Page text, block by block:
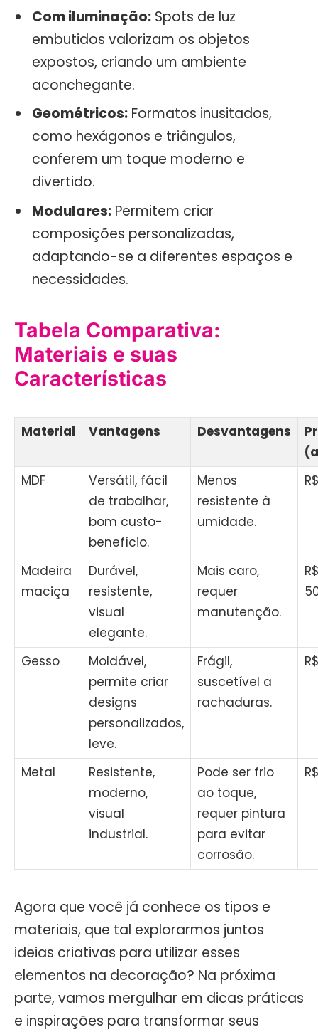
Com iluminação: Spots de luz
embutidos valorizam os objetos
expostos, criando um ambiente
aconchegante.
Geométricos: Formatos inusitados,
como hexágonos e triângulos,
conferem um toque moderno e
divertido.
Modulares: Permitem criar
composições personalizadas,
adaptando-se a diferentes espaços e
necessidades.
Tabela Comparativa:
Materiais e suas
Características
Material Vantagens Desvantagens
MDF
Versátil, fácil
de trabalhar,
bom custo-
benefício.
Menos
resistente à
umidade.
Madeira
maciça
Durável,
resistente,
visual
elegante.
Mais caro,
requer
manutenção.
Gesso
Moldável,
permite criar
designs
personalizados,
leve.
Frágil,
suscetível a
rachaduras.
Metal
Resistente,
moderno,
visual
industrial.
Pode ser frio
ao toque,
requer pintura
para evitar
corrosão.
Agora que você já conhece os tipos e
materiais, que tal explorarmos juntos
ideias criativas para utilizar esses
elementos na decoração? Na próxima
parte, vamos mergulhar em dicas práticas
e inspirações para transformar seus